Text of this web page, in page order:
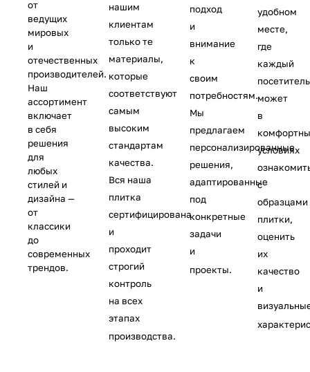
от
ведущих
мировых
и
отечественных
производителей.
Наш
ассортимент
включает
в себя
решения
для
любых
стилей и
дизайна —
от
классики
до
современных
трендов.
нашим
клиентам
только те
материалы,
которые
соответствуют
самым
высоким
стандартам
качества.
Вся наша
плитка
сертифицирована
и
проходит
строгий
контроль
на всех
этапах
производства.
подход
и
внимание
к
своим
потребностям.
Мы
предлагаем
персонализированные
решения,
адаптированные
под
конкретные
задачи
и
проекты.
удобном
месте,
где
каждый
посетитель
может
в
условиях
с
образцами
плитки,
оценить
их
качество
и